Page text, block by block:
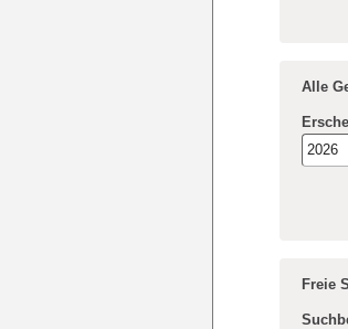
Alle
2026
Freie